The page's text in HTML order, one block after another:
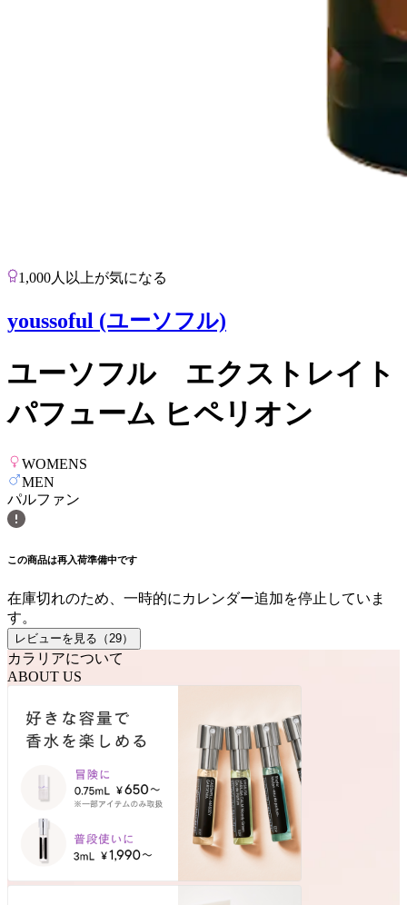
1,000人以上が気になる
youssoful (ユーソフル)
ユーソフル エクストレイト
パフューム ヒペリオン
WOMENS
MEN
パルファン
この商品は再入荷準備中です
在庫切れのため、一時的にカレンダー追加を停止していま
す。
レビューを見る（ 29）
カラリアについて
ABOUT US